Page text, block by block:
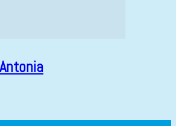
Antonia